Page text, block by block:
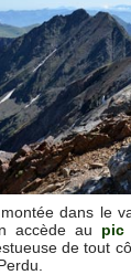
dans le
accède au pic
de tout